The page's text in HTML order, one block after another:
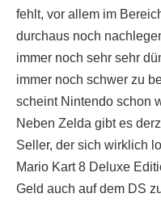
fehlt, vor allem im
durchaus noch
immer noch sehr sehr
immer noch schwer zu
scheint Nintendo schon
Neben Zelda gibt es
Seller, der sich wirklich
Mario Kart 8 Deluxe
Geld auch auf dem DS